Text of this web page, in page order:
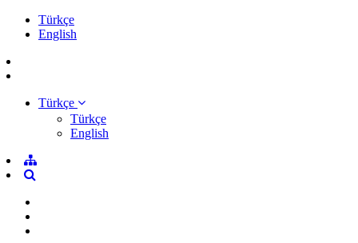
Türkçe
English
Türkçe
Türkçe
English